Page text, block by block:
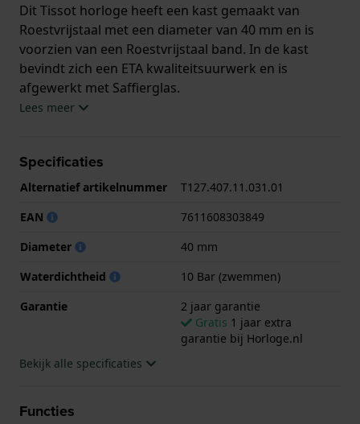
Dit Tissot horloge heeft een kast gemaakt van
Roestvrijstaal met een diameter van 40 mm en is
voorzien van een Roestvrijstaal band. In de kast
bevindt zich een ETA kwaliteitsuurwerk en is
afgewerkt met Saffierglas.
horloge geleverd met 2 jaar garantie.
Lees meer
Specificaties
Alternatief artikelnummer
T127.407.11.031.01
EAN
7611608303849
Diameter
40 mm
Waterdichtheid
10 Bar (zwemmen)
Garantie
2 jaar garantie
Gratis 1 jaar extra
garantie bij Horloge.nl
Bekijk alle specificaties
Functies